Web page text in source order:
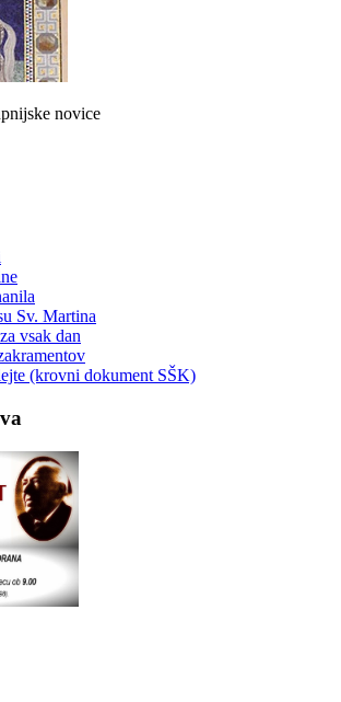
novice
Sv. Martina
vsak dan
(krovni dokument SŠK)